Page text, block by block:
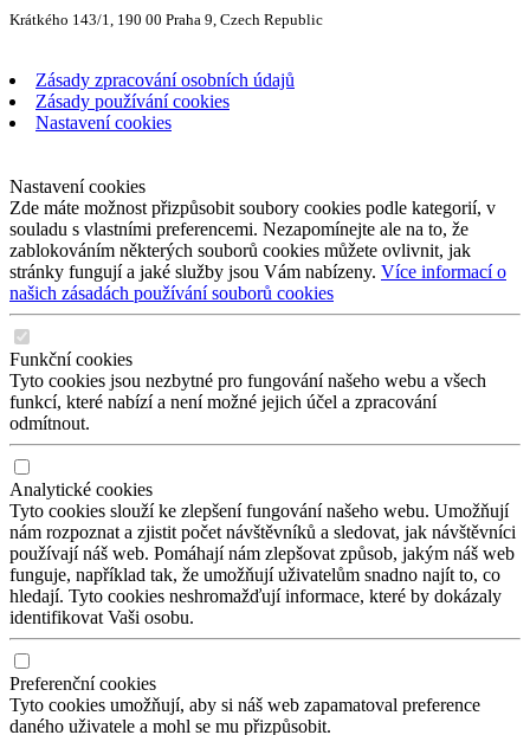
Krátkého 143/1, 190 00 Praha 9, Czech Republic
Zásady zpracování osobních údajů
Zásady používání cookies
Nastavení cookies
Nastavení cookies
Zde máte možnost přizpůsobit soubory cookies podle kategorií, v
souladu s vlastními preferencemi. Nezapomínejte ale na to, že
zablokováním některých souborů cookies můžete ovlivnit, jak
stránky fungují a jaké služby jsou Vám nabízeny. Více informací o
našich zásadách používání souborů cookies
Funkční cookies
Tyto cookies jsou nezbytné pro fungování našeho webu a všech
funkcí, které nabízí a není možné jejich účel a zpracování
odmítnout.
Analytické cookies
Tyto cookies slouží ke zlepšení fungování našeho webu. Umožňují
nám rozpoznat a zjistit počet návštěvníků a sledovat, jak návštěvníci
používají náš web. Pomáhají nám zlepšovat způsob, jakým náš web
funguje, například tak, že umožňují uživatelům snadno najít to, co
hledají. Tyto cookies neshromažďují informace, které by dokázaly
identifikovat Vaši osobu.
Preferenční cookies
Tyto cookies umožňují, aby si náš web zapamatoval preference
daného uživatele a mohl se mu přizpůsobit.